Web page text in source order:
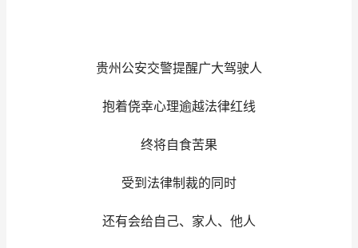
贵州公安交警提醒广大驾驶人
抱着侥幸心理逾越法律红线
终将自食苦果
受到法律制裁的同时
还有会给自己、家人、他人